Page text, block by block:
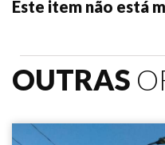
Este item não está
OUTRAS